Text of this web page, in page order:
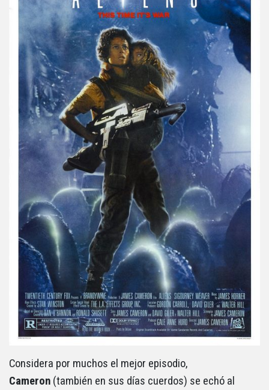
Considera por muchos el mejor episodio,
Cameron (también en sus días cuerdos) se echó al